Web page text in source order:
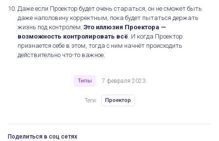
Даже если Проектор будет очень стараться, он не сможет быть
даже наполовину корректным, пока будет пытаться держать
жизнь под контролем. Это иллюзия Проектора —
возможность контролировать всё . И когда Проектор
признается себе в этом, тогда с ним начнёт происходить
действительно что-то важное.
Типы 7 февраля 2023
Теги: Проектор
Поделиться в соц сетях